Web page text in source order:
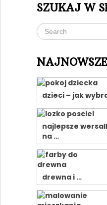
SZUKAJ W
dzieci – jak
najlepsze
na …
drewna i …